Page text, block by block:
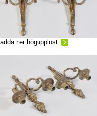
ladda ner högupplöst